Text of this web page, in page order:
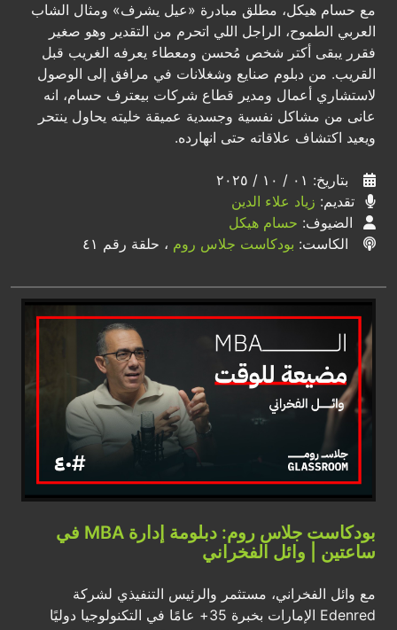
مع حسام هيكل، مطلق مبادرة «عيل يشرف» ومثال الشاب
العربي الطموح، الراجل اللي اتحرم من التقدير وهو صغير
فقرر يبقى أكتر شخص مُحسن ومعطاء يعرفه الغريب قبل
القريب. من دبلوم صنايع وشغلانات في مرافق إلى الوصول
لاستشاري أعمال ومدير قطاع شركات بيعترف حسام، انه
عانى من مشاكل نفسية وجسدية عميقة خليته يحاول ينتحر
ويعيد اكتشاف علاقاته حتى انهارده.
بتاريخ: ٠١ / ١٠ / ٢٠٢٥
تقديم: زياد علاء الدين
الضيوف: حسام هيكل
الكاست: بودكاست جلاس روم ، حلقة رقم ٤١
بودكاست جلاس روم: دبلومة إدارة MBA في
ساعتين | وائل الفخراني
مع وائل الفخراني، مستثمر والرئيس التنفيذي لشركة
Edenred الإمارات بخبرة 35+ عامًا في التكنولوجيا دوليًا